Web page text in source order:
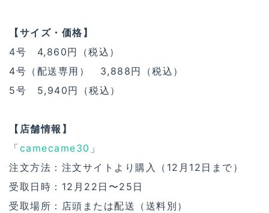
【サイズ・価格】
4号 4,860円（税込）
4号（配送専用） 3,888円（税込）
5号 5,940円（税込）
【店舗情報】
「camecame30 」
注文方法：注文サイトより購入（12月12日まで）
受取日時：12月22日〜25日
受取場所：店頭または配送（送料別）